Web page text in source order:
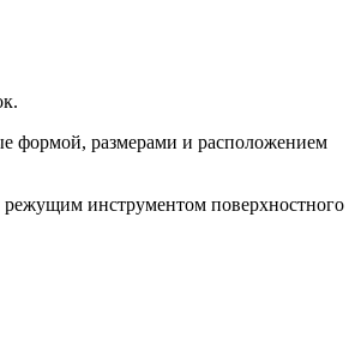
формой, размерами и расположением
режущим инструментом поверхностного